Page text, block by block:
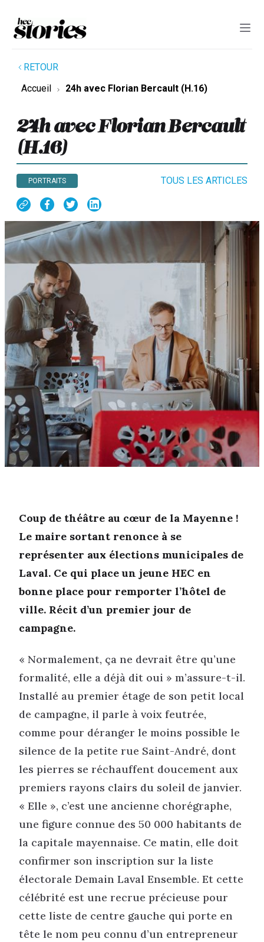
RETOUR
Accueil
24h avec Florian Bercault (H.16)
24h avec Florian Bercault
(H.16)
PORTRAITS TOUS LES ARTICLES
Coup de théâtre au cœur de la Mayenne !
Le maire sortant renonce à se
représenter aux élections municipales de
Laval. Ce qui place un jeune HEC en
bonne place pour remporter l’hôtel de
ville. Récit d’un premier jour de
campagne.
« Normalement, ça ne devrait être qu’une
formalité, elle a déjà dit oui » m’assure-t-il.
Installé au premier étage de son petit local
de campagne, il parle à voix feutrée,
comme pour déranger le moins possible le
silence de la petite rue Saint-André, dont
les pierres se réchauffent doucement aux
premiers rayons clairs du soleil de janvier.
« Elle », c’est une ancienne chorégraphe,
une figure connue des 50 000 habitants de
la capitale mayennaise. Ce matin, elle doit
confirmer son inscription sur la liste
électorale Demain Laval Ensemble. Et cette
célébrité est une recrue précieuse pour
cette liste de centre gauche qui porte en
tête le nom peu connu d’un entrepreneur